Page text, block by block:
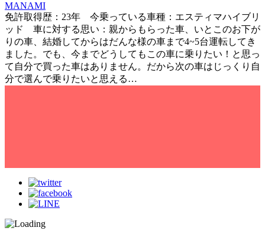
MANAMI
免許取得歴：23年 今乗っている車種：エスティマハイブリ
ッド 車に対する思い：親からもらった車、いとこのお下が
りの車、結婚してからはだんな様の車まで4~5台運転してき
ました。でも、今までどうしてもこの車に乗りたい！と思っ
て自分で買った車はありません。だから次の車はじっくり自
分で選んで乗りたいと思える…